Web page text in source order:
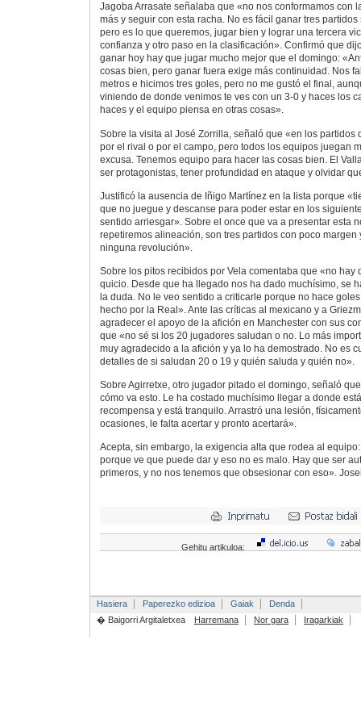
Jagoba Arrasate señalaba que «no nos conformamos con
más y seguir con esta racha. No es fácil ganar tres
pero es lo que queremos, jugar bien y lograr una tercera
confianza y otro paso en la clasificación». Confirmó que
ganar hoy hay que jugar mucho mejor que el domingo:
cosas bien, pero ganar fuera exige más continuidad. Nos
metros e hicimos tres goles, pero no me gustó el final,
viniendo de donde venimos te ves con un 3-0 y haces los
haces y el equipo piensa en otras cosas».
Sobre la visita al José Zorrilla, señaló que «en los partidos
por el rival o por el campo, pero todos los equipos juegan
excusa. Tenemos equipo para hacer las cosas bien. El
ser protagonistas, tener profundidad en ataque y olvidar
Justificó la ausencia de Iñigo Martínez en la lista porque
que no juegue y descanse para poder estar en los
sentido arriesgar». Sobre el once que va a presentar esta
repetiremos alineación, son tres partidos con poco margen
ninguna revolución».
Sobre los pitos recibidos por Vela comentaba que «no hay
quicio. Desde que ha llegado nos ha dado muchísimo, se
la duda. No le veo sentido a criticarle porque no hace
hecho por la Real». Ante las críticas al mexicano y a
agradecer el apoyo de la afición en Manchester con sus
que «no sé si los 20 jugadores saludan o no. Lo más
muy agradecido a la afición y ya lo ha demostrado. No es
detalles de si saludan 20 o 19 y quién saluda y quién no».
Sobre Agirretxe, otro jugador pitado el domingo, señaló
cómo va esto. Le ha costado muchísimo llegar a donde
recompensa y está tranquilo. Arrastró una lesión,
ocasiones, le falta acertar y pronto acertará».
Acepta, sin embargo, la exigencia alta que rodea al
porque ve que puede dar y eso no es malo. Hay que ser
primeros, y no nos tenemos que obsesionar con eso».
Gehitu artikuloa:
Hasiera Paperezko edizioa Gaiak
Denda
� Baigorri Argitaletxea
Harremana Nor gara Iragarkiak